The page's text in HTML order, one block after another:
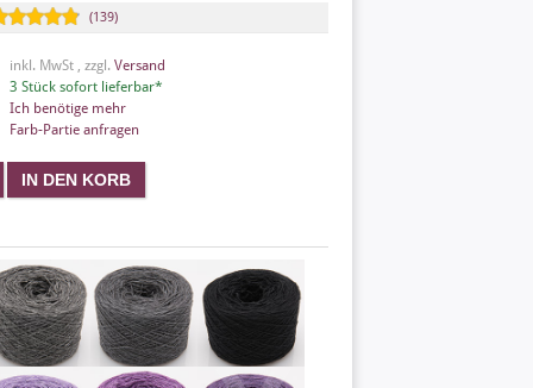
(139)
inkl. MwSt , zzgl. Versand
3 Stück sofort lieferbar*
Ich benötige mehr
Farb-Partie anfragen